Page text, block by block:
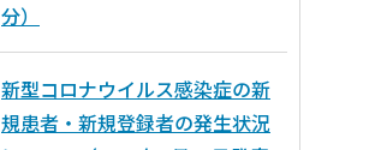
分）
新型コロナウイルス感染症の新
規患者・新規登録者の発生状況